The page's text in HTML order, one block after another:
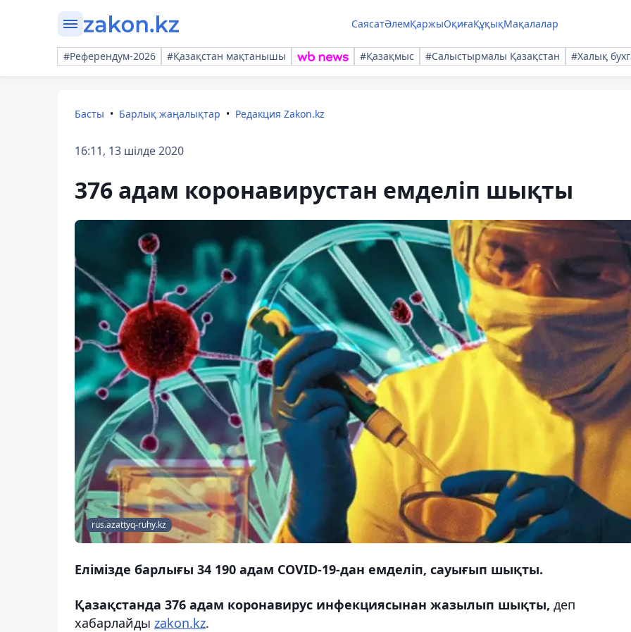
СаясатӘлемҚаржыОқиғаҚұқықМақалалар
#Референдум-2026 #Қазақстан мақтанышы #Қазақмыс #Салыстырмалы Қазақстан #Халық
Басты Барлық жаңалықтар Редакция Zakon.kz
16:11, 13 шілде 2020
376 адам коронавирустан емделіп шықты
rus.azattyq-ruhy.kz
Елімізде барлығы 34 190 адам COVID-19-дан емделіп, сауығып шықты.
Қазақстанда 376 адам коронавирус инфекциясынан жазылып шықты, деп
хабарлайды zakon.kz.